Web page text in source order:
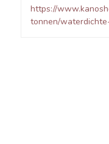
https://
tonnen/